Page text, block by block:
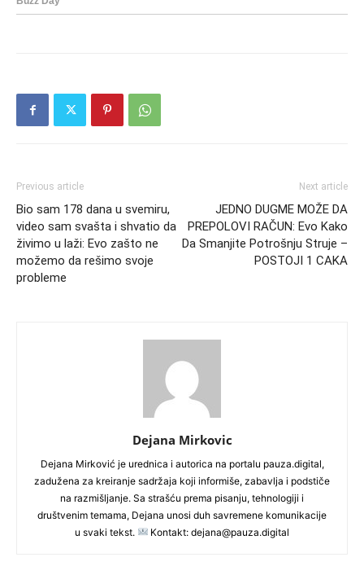
Previous article
Bio sam 178 dana u svemiru,
video sam svašta i shvatio da
živimo u laži: Evo zašto ne
možemo da rešimo svoje
probleme
Next article
JEDNO DUGME MOŽE DA
PREPOLOVI RAČUN: Evo Kako
Da Smanjite Potrošnju Struje –
POSTOJI 1 CAKA
Dejana Mirkovic
Dejana Mirković je urednica i autorica na portalu pauza.digital,
zadužena za kreiranje sadržaja koji informiše, zabavlja i podstiče
na razmišljanje. Sa strašću prema pisanju, tehnologiji i
društvenim temama, Dejana unosi duh savremene komunikacije
u svaki tekst.
Kontakt: dejana@pauza.digital